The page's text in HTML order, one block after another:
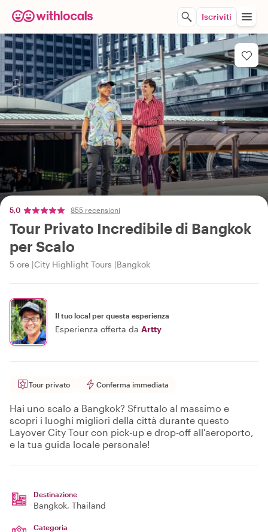
Iscriviti
5,0 855 recensioni
Tour Privato Incredibile di Bangkok
per Scalo
5 ore City Highlight Tours Bangkok
Il tuo local per questa esperienza
Esperienza offerta da Artty
Tour privato Conferma immediata
Hai uno scalo a Bangkok? Sfruttalo al massimo e
scopri i luoghi migliori della città durante questo
Layover City Tour con pick-up e drop-off all'aeroporto,
e la tua guida locale personale!
Destinazione
Bangkok, Thailand
Categoria